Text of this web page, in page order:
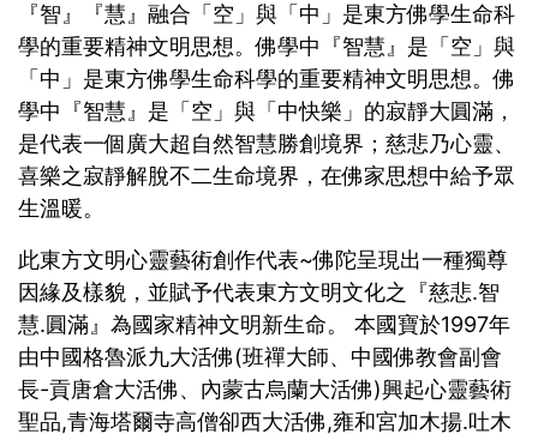
『智』『慧』融合「空」與「中」是東方佛學生命科
學的重要精神文明思想。佛學中『智慧』是「空」與
「中」是東方佛學生命科學的重要精神文明思想。佛
學中『智慧』是「空」與「中快樂」的寂靜大圓滿，
是代表一個廣大超自然智慧勝創境界；慈悲乃心靈、
喜樂之寂靜解脫不二生命境界，在佛家思想中給予眾
生溫暖。
此東方文明心靈藝術創作代表~佛陀呈現出一種獨尊
因緣及樣貌，並賦予代表東方文明文化之『慈悲.智
慧.圓滿』為國家精神文明新生命。 本國寶於1997年
由中國格魯派九大活佛(班禪大師、中國佛教會副會
長-貢唐倉大活佛、內蒙古烏蘭大活佛)興起心靈藝術
聖品,青海塔爾寺高僧卻西大活佛,雍和宮加木揚.吐木